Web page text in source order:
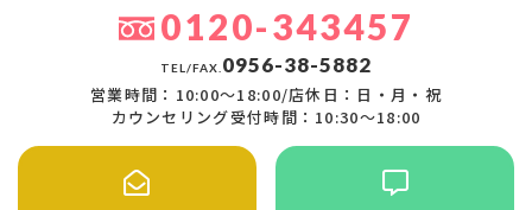
0120-343457
TEL/FAX. 0956-38-5882
営業時間：10:00〜18:00/店休日：日・月・祝
カウンセリング受付時間：10:30〜18:00